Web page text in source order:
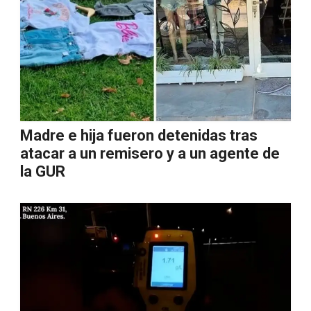
Madre e hija fueron detenidas tras
atacar a un remisero y a un agente de
la GUR